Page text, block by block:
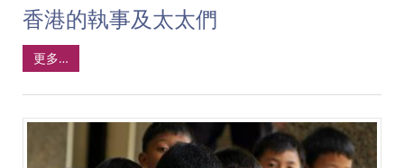
香港的執事及太太們
更多…